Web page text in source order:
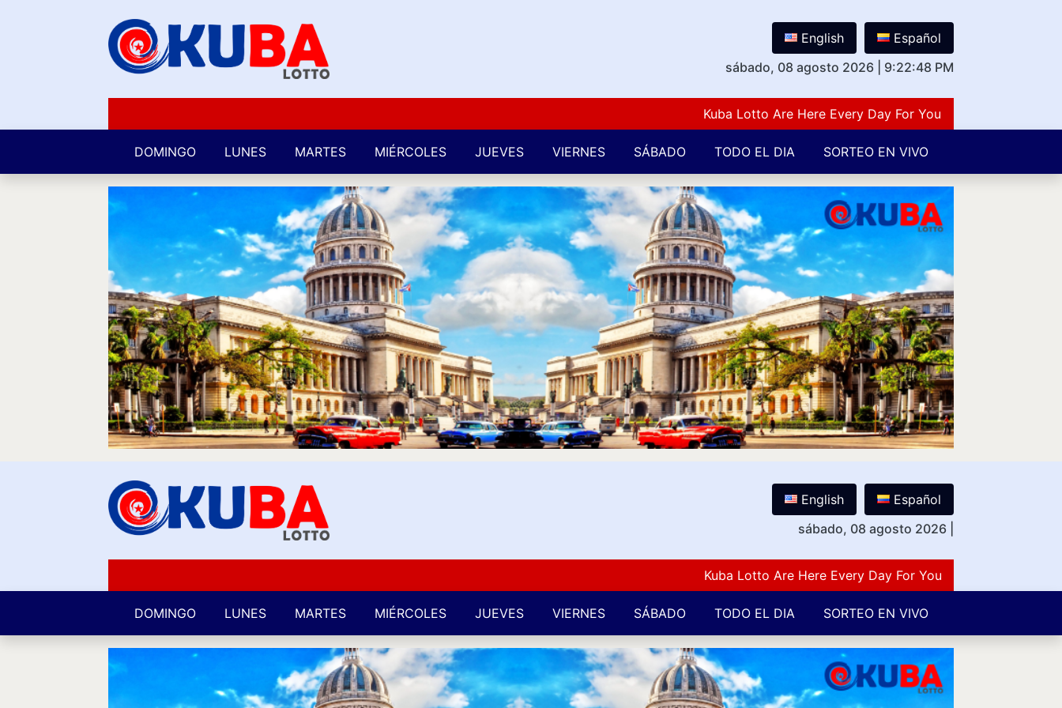
English
Español
sábado, 08 agosto 2026
9:22:49 PM
Kuba Lotto Are Here Every Day For You Lovers Of Number
DOMINGO LUNES MARTES MIÉRCOLES JUEVES VIERNES SÁBADO TODO EL DIA SORTEO EN VIVO
English
Español
sábado, 08 agosto 2026
Kuba Lotto Are Here Every Day For You Lovers Of Number
DOMINGO LUNES MARTES MIÉRCOLES JUEVES VIERNES SÁBADO TODO EL DIA SORTEO EN VIVO